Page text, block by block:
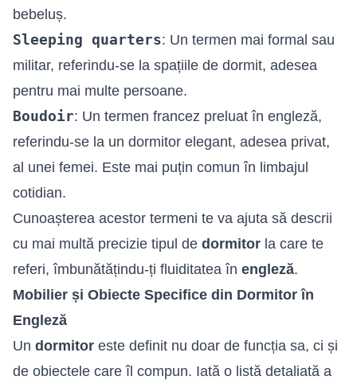
bebeluș.
Sleeping quarters: Un termen mai formal sau
militar, referindu-se la spațiile de dormit, adesea
pentru mai multe persoane.
Boudoir: Un termen francez preluat în engleză,
referindu-se la un dormitor elegant, adesea privat,
al unei femei. Este mai puțin comun în limbajul
cotidian.
Cunoașterea acestor termeni te va ajuta să descrii
cu mai multă precizie tipul de dormitor la care te
referi, îmbunătățindu-ți fluiditatea în engleză.
Mobilier și Obiecte Specifice din Dormitor în
Engleză
Un dormitor este definit nu doar de funcția sa, ci și
de obiectele care îl compun. Iată o listă detaliată a